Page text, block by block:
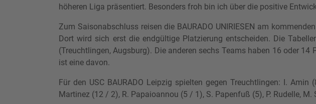
höheren Liga präsentiert. Besonders froh bin ich über die positive
Zum Saisonabschluss reisen die BAURADO UNIRIESEN am
Dort wird sich erst die endgültige Platzierung entscheiden. Die
(Treuchtlingen, Augsburg). Die anderen sechs Teams haben 16 oder
ist eine davon.
Für den USC BAURADO Leipzig spielten gegen Treuchtlingen: I.
Martinez (12 / 2), R. Papaioannou (5 / 1), S. Papenfuß (5), P. Rudelle, M.